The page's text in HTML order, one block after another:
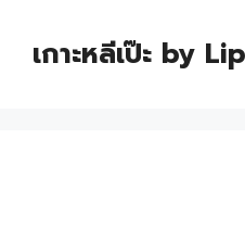
เกาะหลีเป๊ะ by